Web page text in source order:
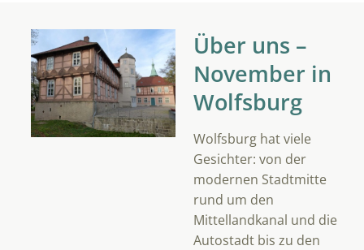
Über uns –
November in
Wolfsburg
Wolfsburg hat viele
Gesichter: von der
modernen Stadtmitte
rund um den
Mittellandkanal und die
Autostadt bis zu den